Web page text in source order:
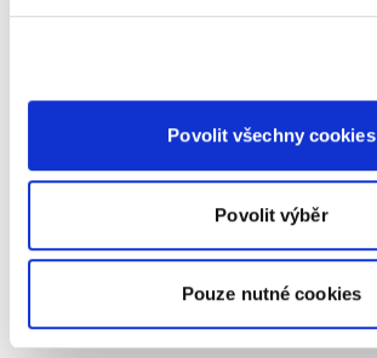
Povolit všechny cookies
Povolit výběr
Pouze nutné cookies